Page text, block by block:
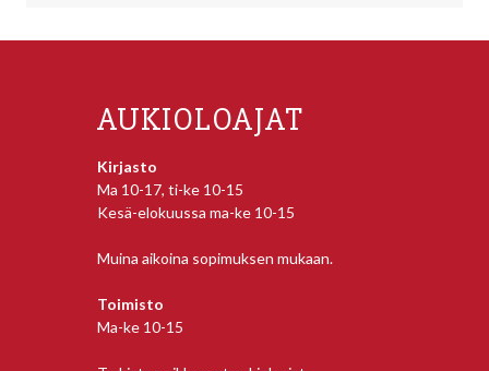
AUKIOLOAJAT
Kirjasto
Ma 10-17, ti-ke 10-15
Kesä-elokuussa ma-ke 10-15
Muina aikoina sopimuksen mukaan.
Toimisto
Ma-ke 10-15